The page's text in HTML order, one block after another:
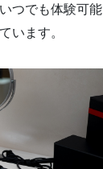
つでも体験可能
います。